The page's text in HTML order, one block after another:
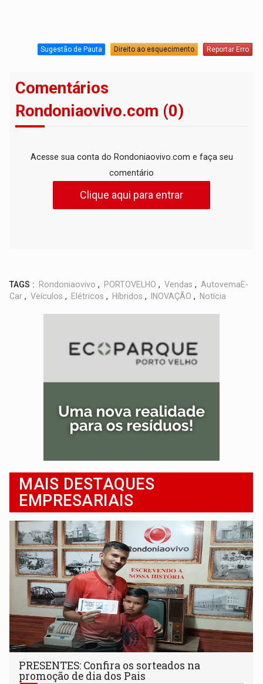
Sugestão de Pauta Direito ao esquecimento Reportar Erro
Comentários
Rondoniaovivo.com (0)
Acesse sua conta do Rondoniaovivo.com e faça seu
comentário
Clique aqui para entrar
TAGS : Rondoniaovivo , PORTOVELHO , Vendas , AutovemaE-
Car , Veículos , Elétricos , Híbridos , INOVAÇÃO , Notícia
MAIS DESTAQUES
EMPRESARIAIS
PRESENTES: Confira os sorteados na
promoção de dia dos Pais